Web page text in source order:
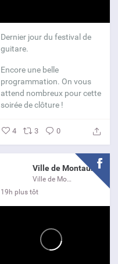
Dernier jour du festival de
guitare.
Encore une belle
programmation. On vous
attend nombreux pour cette
soirée de clôture !
4 3 0
Ville de Montauroux
Ville de Montauroux
19h plus tôt